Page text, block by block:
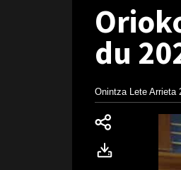
du
Onintza Lete Arrieta